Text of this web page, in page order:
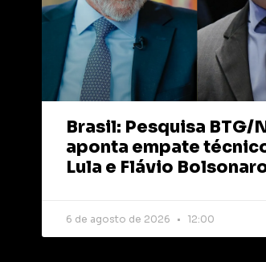
Brasil: Pesquisa BTG/
aponta empate
Lula e Flávio
6 de agosto de 2026 12:00